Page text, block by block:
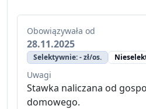
Obowiązywała od
28.11.2025
Selektywnie: - zł/os.
Uwagi
Stawka naliczana od
domowego.